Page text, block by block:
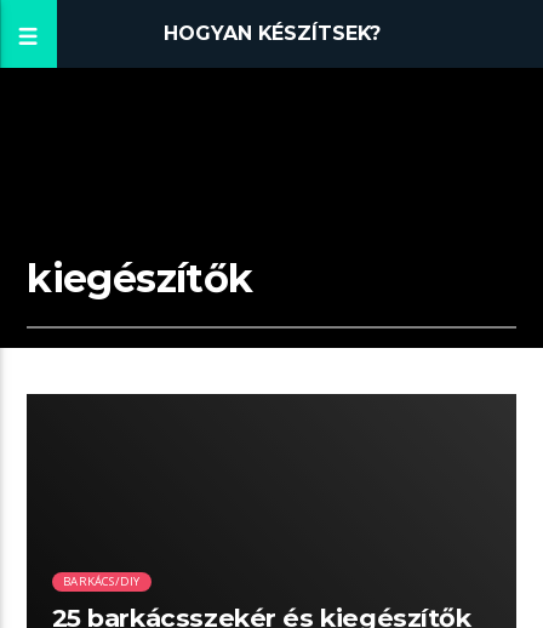
HOGYAN KÉSZÍTSEK?
kiegészítők
BARKÁCS/DIY
25 barkácsszekér és kiegészítők